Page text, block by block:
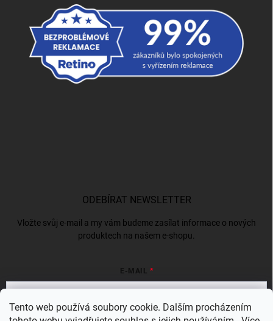
Tento web používá soubory cookie. Dalším procházením
ODEBÍRAT NEWSLETTER
Vložte svůj e-mail a my vám budeme zasílat informace o nových
produktech na našem e-shopu.
E-MAIL